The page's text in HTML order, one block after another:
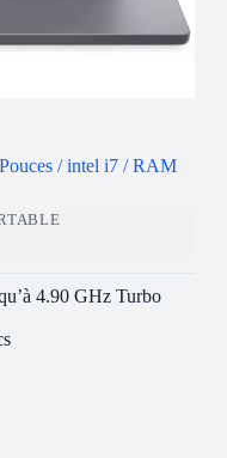
/ intel i7 / RAM
4.90 GHz Turbo